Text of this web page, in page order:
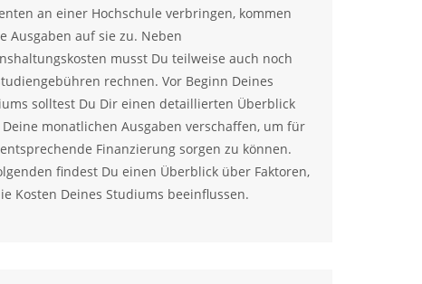
an einer Hochschule verbringen, kommen
Ausgaben auf sie zu. Neben
musst Du teilweise auch noch
rechnen. Vor Beginn Deines
solltest Du Dir einen detaillierten Überblick
monatlichen Ausgaben verschaffen, um für
Finanzierung sorgen zu können.
findest Du einen Überblick über Faktoren,
Kosten Deines Studiums beeinflussen.